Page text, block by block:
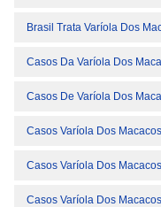
Brasil Trata Varíola Dos
Casos Da Varíola Dos
Casos De Varíola Dos
Casos Varíola Dos
Casos Varíola Dos
Casos Varíola Dos